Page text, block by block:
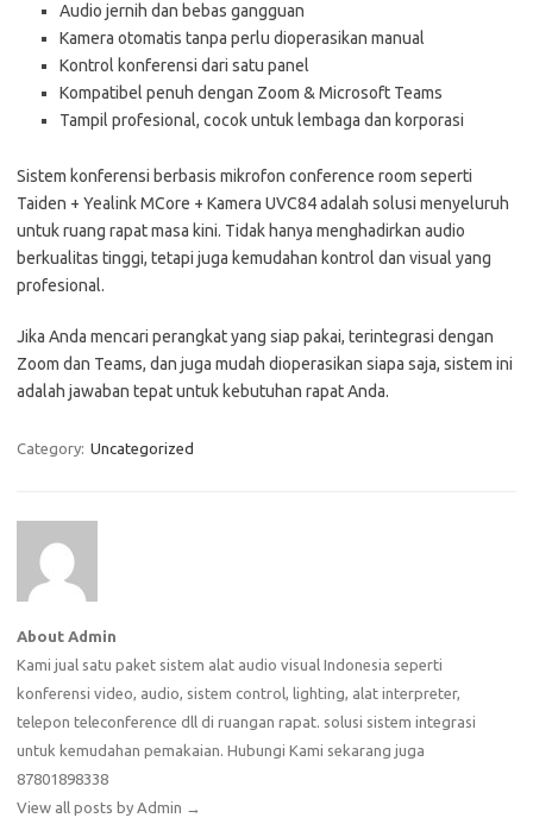
Audio jernih dan bebas gangguan
Kamera otomatis tanpa perlu dioperasikan manual
Kontrol konferensi dari satu panel
Kompatibel penuh dengan Zoom & Microsoft Teams
Tampil profesional, cocok untuk lembaga dan korporasi
Sistem konferensi berbasis mikrofon conference room seperti
Taiden + Yealink MCore + Kamera UVC84 adalah solusi menyeluruh
untuk ruang rapat masa kini. Tidak hanya menghadirkan audio
berkualitas tinggi, tetapi juga kemudahan kontrol dan visual yang
profesional.
Jika Anda mencari perangkat yang siap pakai, terintegrasi dengan
Zoom dan Teams, dan juga mudah dioperasikan siapa saja, sistem ini
adalah jawaban tepat untuk kebutuhan rapat Anda.
Category: Uncategorized
About Admin
Kami jual satu paket sistem alat audio visual Indonesia seperti
konferensi video, audio, sistem control, lighting, alat interpreter,
telepon teleconference dll di ruangan rapat. solusi sistem integrasi
untuk kemudahan pemakaian. Hubungi Kami sekarang juga
87801898338
View all posts by Admin →